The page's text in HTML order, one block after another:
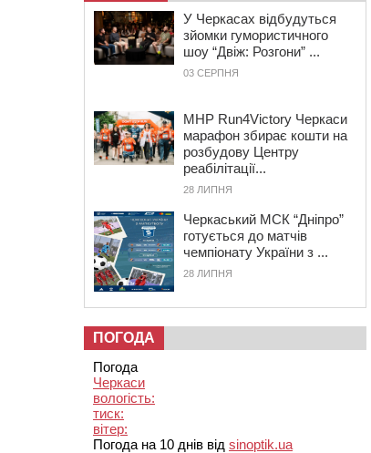
У Черкасах відбудуться
зйомки гумористичного
шоу “Двіж: Розгони” ...
03 СЕРПНЯ
MHP Run4Victory Черкаси
марафон збирає кошти на
розбудову Центру
реабілітації...
28 ЛИПНЯ
Черкаський МСК “Дніпро”
готується до матчів
чемпіонату України з ...
28 ЛИПНЯ
ПОГОДА
Погода
Черкаси
вологість:
тиск:
вітер:
Погода на 10 днів від sinoptik.ua